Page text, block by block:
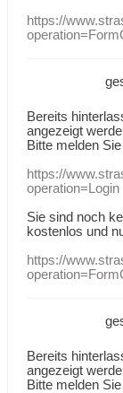
https://
Bereits
angezeigt
Bitte melden
https://
operation=Login
Sie sind noch
kostenlos und
https://
Bereits
angezeigt
Bitte melden